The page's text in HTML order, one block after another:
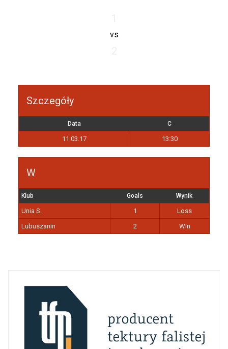
vs
Szczegóły
Data C
11.03.17 13:30
W
Klub Goals Wynik
Unia S. 1
Loss
Lubuszanin
2 Win